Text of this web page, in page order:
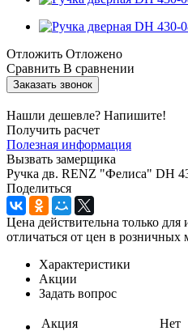
Отложить Отложено
Сравнить В сравнении
Заказать звонок
Нашли дешевле? Напишите!
Получить расчет
Полезная информация
Вызвать замерщика
Ручка дв. RENZ "Фелиса" DH
Поделиться
Цена действительна только
отличаться от цен в розничных
Характеристики
Акции
Задать вопрос
Акция
Нет